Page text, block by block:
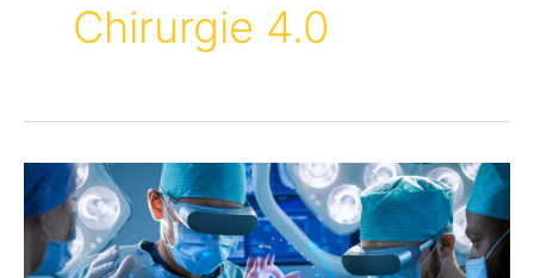
Chirurgie 4.0